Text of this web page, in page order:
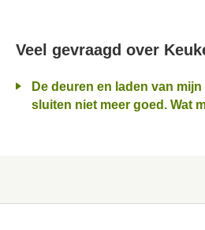
Veel gevraagd over
De deuren en laden van mijn keukenblok
sluiten niet meer goed. Wat